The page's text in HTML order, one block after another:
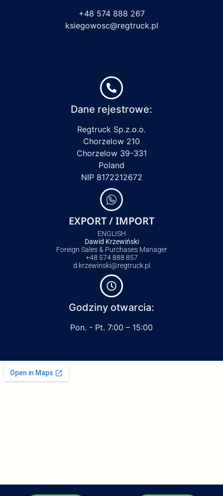
+48 574 888 267
ksiegowosc@regtruck.pl
Dane rejestrowe:
Regtruck Sp.z.o.o.
Chorzelow 210
Chorzelow 39-331
Poland
NIP 8172212672
EXPORT / IMPORT
ENGLISH
Dawid Krzewiński
Foreign Sales & Purchases Manager
+48 574 888 857
d.krzewinski@regtruck.pl
Godziny otwarcia:
Pon. - Pt. 7:00 – 15:00